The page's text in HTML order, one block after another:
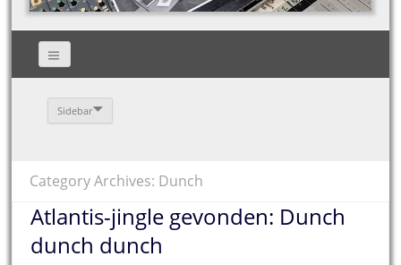
Sidebar
Category Archives: Dunch
Atlantis-jingle gevonden: Dunch
dunch dunch